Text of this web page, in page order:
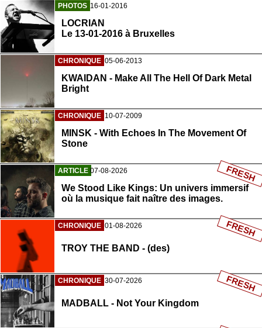
PHOTOS 16-01-2016
LOCRIAN
Le 13-01-2016 à Bruxelles
CHRONIQUE 05-06-2013
KWAIDAN - Make All The Hell Of Dark Metal
Bright
CHRONIQUE 10-07-2009
MINSK - With Echoes In The Movement Of
Stone
ARTICLE 07-08-2026
We Stood Like Kings: Un univers immersif
où la musique fait naître des images.
FRESH
CHRONIQUE 01-08-2026
TROY THE BAND - (des)
FRESH
CHRONIQUE 30-07-2026
MADBALL - Not Your Kingdom
FRESH